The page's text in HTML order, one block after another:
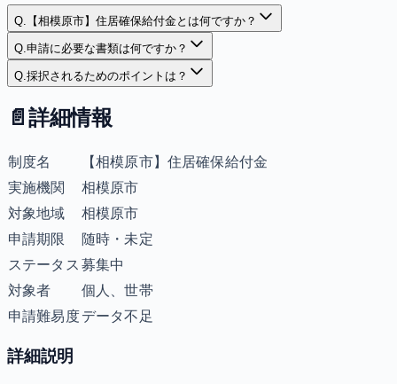
Q. 【相模原市】住居確保給付金とは何ですか？
Q.申請に必要な書類は何ですか？
Q.採択されるためのポイントは？
📄 詳細情報
制度名
【相模原市】住居確保給付金
実施機関
相模原市
対象地域
相模原市
申請期限
随時・未定
ステータス 募集中
対象者
個人、世帯
申請難易度データ不足
詳細説明